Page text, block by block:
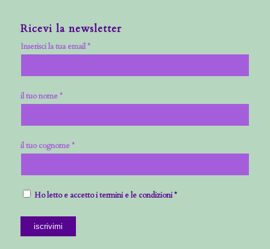
Ricevi la newsletter
Inserisci la tua email *
il tuo nome *
il tuo cognome *
Ho letto e accetto i termini e le condizioni *